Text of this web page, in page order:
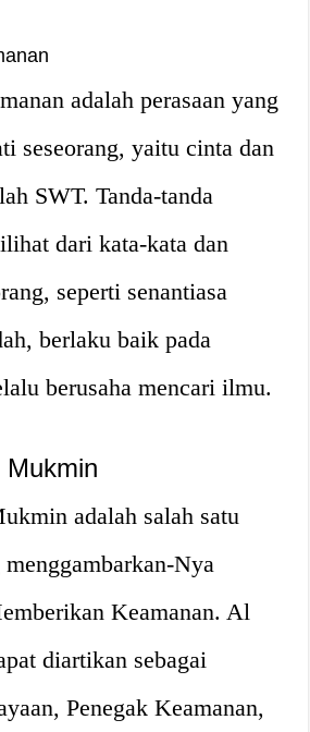
adalah perasaan yang
seseorang, yaitu cinta dan
SWT. Tanda-tanda
dari kata-kata dan
seperti senantiasa
berlaku baik pada
berusaha mencari ilmu.
Mukmin
adalah salah satu
Nya
Keamanan. Al
diartikan sebagai
Penegak Keamanan,